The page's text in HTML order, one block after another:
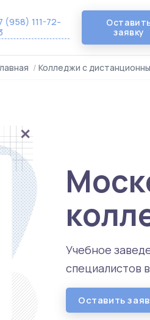
(958) 111-72-
заявку
/ Колледжи с
Учебное
специалистов
Оставить